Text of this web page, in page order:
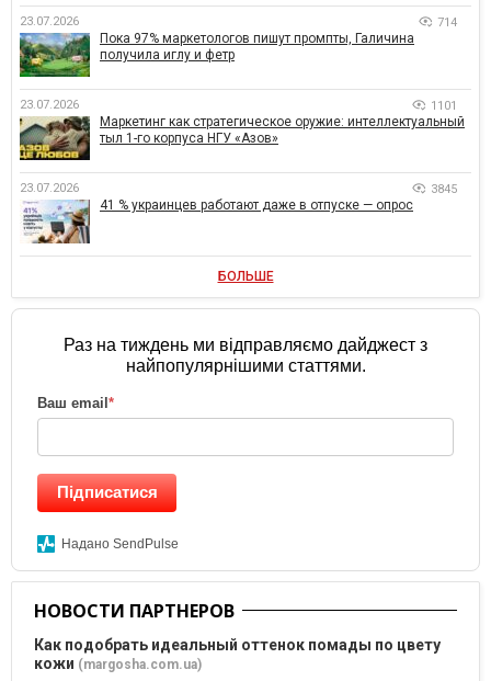
23.07.2026 714
Пока 97% маркетологов пишут промпты, Галичина
получила иглу и фетр
23.07.2026 1101
Маркетинг как стратегическое оружие: интеллектуальный
тыл 1-го корпуса НГУ «Азов»
23.07.2026 3845
41 % украинцев работают даже в отпуске — опрос
БОЛЬШЕ
Раз на тиждень ми відправляємо дайджест з
найпопулярнішими статтями.
Ваш email *
Підписатися
Надано SendPulse
НОВОСТИ ПАРТНЕРОВ
Как подобрать идеальный оттенок помады по цвету
кожи (margosha.com.ua)